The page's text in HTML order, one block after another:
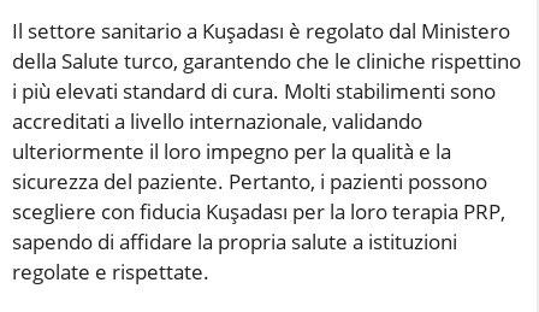
Il settore sanitario a Kuşadası è regolato dal Ministero
della Salute turco, garantendo che le cliniche rispettino
i più elevati standard di cura. Molti stabilimenti sono
accreditati a livello internazionale, validando
ulteriormente il loro impegno per la qualità e la
sicurezza del paziente. Pertanto, i pazienti possono
scegliere con fiducia Kuşadası per la loro terapia PRP,
sapendo di affidare la propria salute a istituzioni
regolate e rispettate.